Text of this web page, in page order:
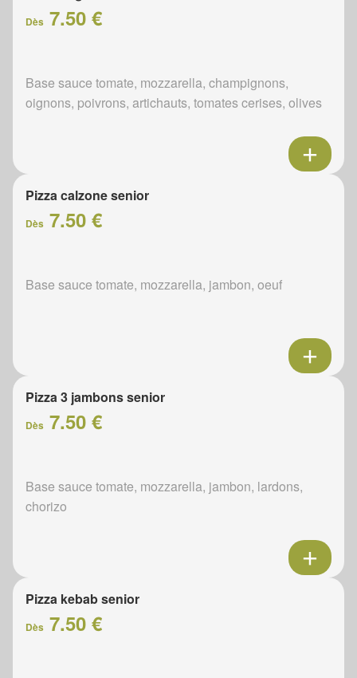
Dès 7.50 €
Base sauce tomate, mozzarella, champignons,
oignons, poivrons, artichauts, tomates cerises, olives
Pizza calzone senior
Dès 7.50 €
Base sauce tomate, mozzarella, jambon, oeuf
Pizza 3 jambons senior
Dès 7.50 €
Base sauce tomate, mozzarella, jambon, lardons,
chorizo
Pizza kebab senior
Dès 7.50 €